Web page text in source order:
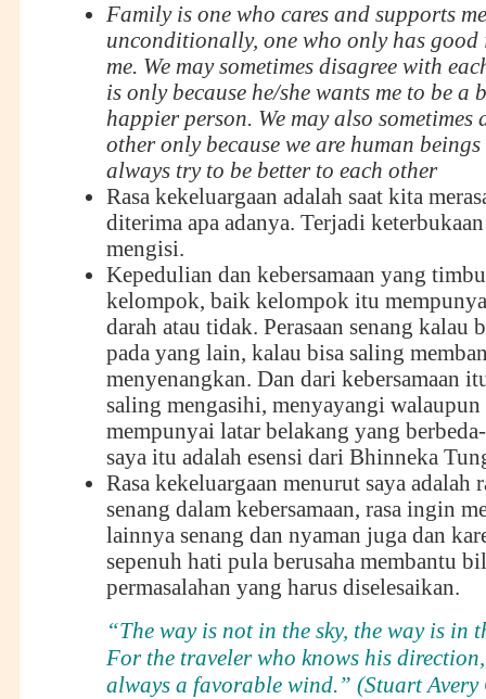
Family is one who cares and supports me
unconditionally, one who only has
me. We may sometimes disagree with
is only because he/she wants me to be a
happier person. We may also sometimes
other only because we are human
always try to be better to each other
Rasa kekeluargaan adalah saat kita
diterima apa adanya. Terjadi
mengisi.
Kepedulian dan kebersamaan yang
kelompok, baik kelompok itu
darah atau tidak. Perasaan senang kalau
pada yang lain, kalau bisa saling
menyenangkan. Dan dari kebersamaan
saling mengasihi, menyayangi
mempunyai latar belakang yang
saya itu adalah esensi dari Bhinneka
Rasa kekeluargaan menurut saya adalah
senang dalam kebersamaan, rasa ingin
lainnya senang dan nyaman juga dan
sepenuh hati pula berusaha membantu
permasalahan yang harus diselesaikan.
“The way is not in the sky, the way is in
For the traveler who knows his
always a favorable wind.” (Stuart Avery